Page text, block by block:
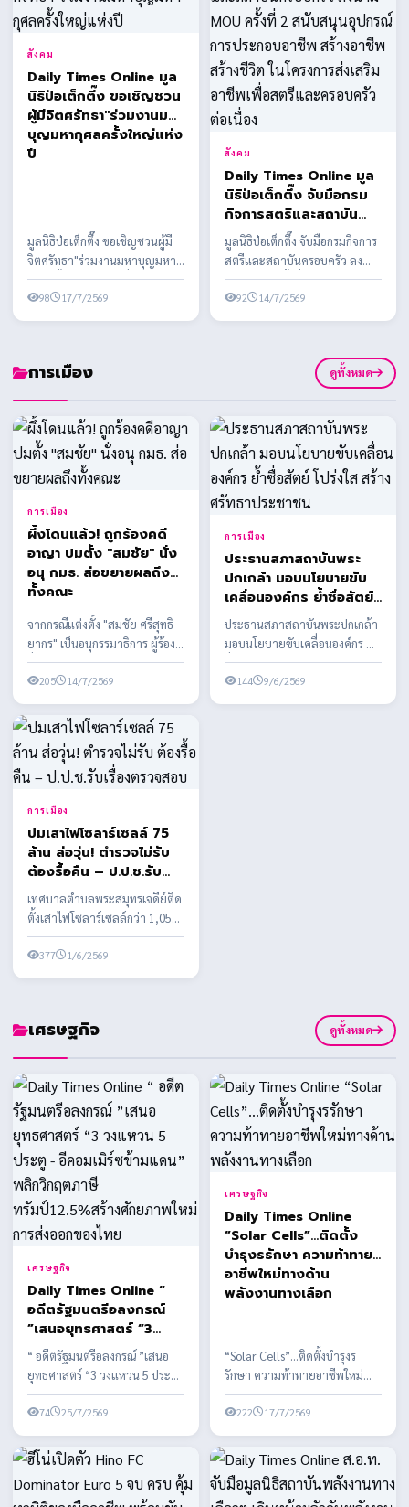
สังคม
Daily Times Online มูล
นิธิป่อเต็กตึ๊ง ขอเชิญชวน
ผู้มีจิตศรัทธา"ร่วมงานมหา
บุญมหากุศลครั้งใหญ่แห่ง
ปี
มูลนิธิป่อเต็กตึ๊ง ขอเชิญชวนผู้มี
จิตศรัทธา"ร่วมงานมหาบุญมหา
กุศลครั้งใหญ่แห่งปี เนื่องในงาน
ประเพณีทิ้...
98 17/7/2569
สังคม
Daily Times Online มูล
นิธิป่อเต็กตึ๊ง จับมือกรม
กิจการสตรีและสถาบัน
ครอบครัว ลงนาม MOU
ครั้งที่ 2 สนับสนุนอุปกรณ์
การประกอบอาชีพ สร้าง
อาชีพ สร้างชีวิต ใน
โครงการส่งเสริมอาชีพ
มูลนิธิป่อเต็กตึ๊ง จับมือกรมกิจการ
สตรีและสถาบันครอบครัว ลง
นาม MOU ครั้งที่ 2 สนับสนุน
อุปกรณ์การประกอ...
92 14/7/2569
การเมือง ดูทั้งหมด
การเมือง
ผึ้งโดนแล้ว! ถูกร้องคดี
อาญา ปมตั้ง "สมชัย" นั่ง
อนุ กมธ. ส่อขยายผลถึง
ทั้งคณะ
จากกรณีแต่งตั้ง "สมชัย ศรีสุทธิ
ยากร" เป็นอนุกรรมาธิการ ผู้ร้อง
ยื่นเอาผิด สส.พรรคประชาชน
พร้อมเตรียมข...
205 14/7/2569
การเมือง
ประธานสภาสถาบันพระ
ปกเกล้า มอบนโยบายขับ
เคลื่อนองค์กร ย้ำซื่อสัตย์
โปร่งใส สร้างศรัทธา
ประชาชน
ประธานสภาสถาบันพระปกเกล้า
มอบนโยบายขับเคลื่อนองค์กร ย้ำ
ซื่อสัตย์ โปร่งใส สร้างศรัทธา
ประชาชน
144 9/6/2569
การเมือง
ปมเสาไฟโซลาร์เซลล์ 75
ล้าน ส่อวุ่น! ตำรวจไม่รับ
ต้องรื้อคืน – ป.ป.ช.รับ
เรื่องตรวจสอบ
เทศบาลตำบลพระสมุทรเจดีย์ติด
ตั้งเสาไฟโซลาร์เซลล์กว่า 1,058
ต้น งบประมาณกว่า 75 ล้านบาท
พบข้อสงสัยหลาย...
377 1/6/2569
เศรษฐกิจ ดูทั้งหมด
เศรษฐกิจ
Daily Times Online “
อดีตรัฐมนตรีอลงกรณ์
”เสนอยุทธศาสตร์ “3
วงแหวน 5 ประตู -
อีคอมเมิร์ซข้ามแดน”
พลิกวิกฤตภาษี
ทรัมป์12.5%สร้าง
ศักยภาพใหม่การส่งออก
“ อดีตรัฐมนตรีอลงกรณ์ ”เสนอ
ยุทธศาสตร์ “3 วงแหวน 5 ประตู -
อีคอมเมิร์ซข้ามแดน” พลิกวิกฤต
ภาษีทรัมป์12...
74 25/7/2569
เศรษฐกิจ
Daily Times Online
“Solar Cells”…ติดตั้ง
บำรุงรรักษา ความท้าทาย
อาชีพใหม่ทางด้าน
พลังงานทางเลือก
“Solar Cells”…ติดตั้งบำรุงร
รักษา ความท้าทายอาชีพใหม่
ทางด้านพลังงานทางเลือก
พลังงานสะอาด ในประเทศไทย
222 17/7/2569